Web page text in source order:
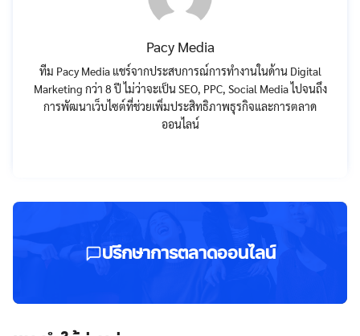
Pacy Media
ทีม Pacy Media แชร์จากประสบการณ์การทำงานในด้าน Digital
Marketing กว่า 8 ปี ไม่ว่าจะเป็น SEO, PPC, Social Media ไปจนถึง
การพัฒนาเว็บไซต์ที่ช่วยเพิ่มประสิทธิภาพธุรกิจและการตลาด
ออนไลน์
ปรึกษาการตลาดออนไลน์